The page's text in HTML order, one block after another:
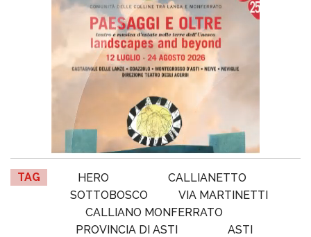
TAG HERO
CALLIANETTO
SOTTOBOSCO
VIA MARTINETTI
CALLIANO MONFERRATO
PROVINCIA DI ASTI
ASTI